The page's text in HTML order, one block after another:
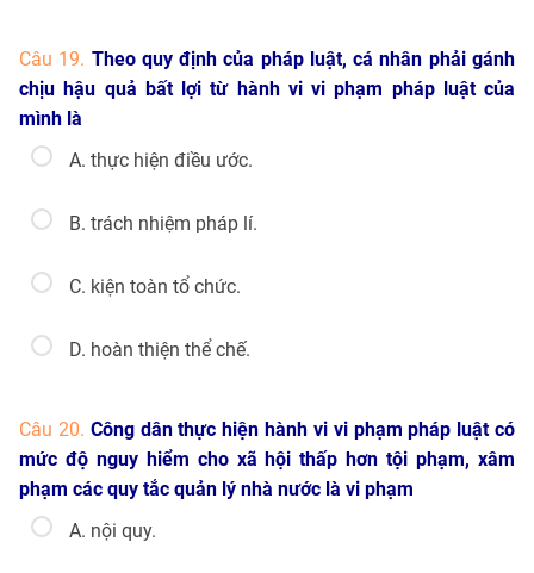
Câu 19. Theo quy định của pháp luật, cá nhân phải gánh
chịu hậu quả bất lợi từ hành vi vi phạm pháp luật của
mình là
A. thực hiện điều ước.
B. trách nhiệm pháp lí.
C. kiện toàn tổ chức.
D. hoàn thiện thể chế.
Câu 20. Công dân thực hiện hành vi vi phạm pháp luật có
mức độ nguy hiểm cho xã hội thấp hơn tội phạm, xâm
phạm các quy tắc quản lý nhà nước là vi phạm
A. nội quy.